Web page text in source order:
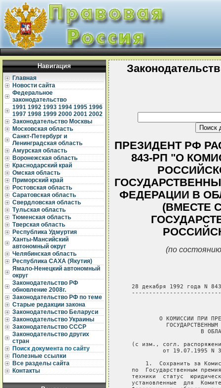
Навигация
Главная
Новости сайта
Федеральное
законодательство
1991 1992 1993 1994 1995 1996
1997 1998 1999 2000 2001 2002
Законодательство Москвы
Московская область
Санкт-Петербург и
Ленинградская область
Амурская область
Воронежская область
Краснодарский край
Омская область
Приморский край
Ростовская область
Саратовская область
Свердловская область
Тульская область
Тюменская область
Тверская область
Республика Удмуртия
Ханты-Мансийский
автономный округ
Челябинская область
Республика САХА (Якутия)
Ямало-Ненецкий автономный
округ
Законодательство РФ
обновление 2008г.
Законодательство РФ по теме
Старые редакции закона
Законодательство Беларуси
Законодательство Украины
Законодательство СССР
Законодательство других
стран
Поиск документа по сайту
Полезные ссылки
Все разделы сайта
Контакты
ПРЕЗИДЕНТ РФ
843-РП "О
ФЕДЕРАЦИИ В
(ВМЕСТЕ
(по